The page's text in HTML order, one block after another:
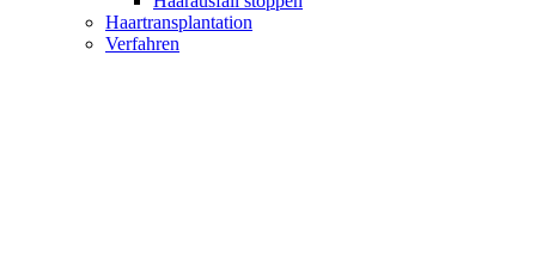
Haartransplantation
Verfahren